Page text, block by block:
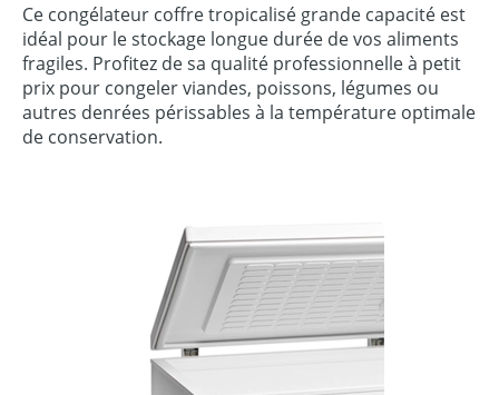
Ce congélateur coffre tropicalisé grande capacité est
idéal pour le stockage longue durée de vos aliments
fragiles. Profitez de sa qualité professionnelle à petit
prix pour congeler viandes, poissons, légumes ou
autres denrées périssables à la température optimale
de conservation.